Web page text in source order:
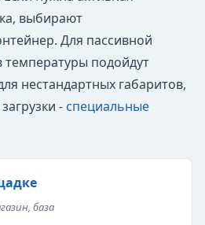
выбирают
Для пассивной
подойдут
нестандартных габаритов,
- специальные
база